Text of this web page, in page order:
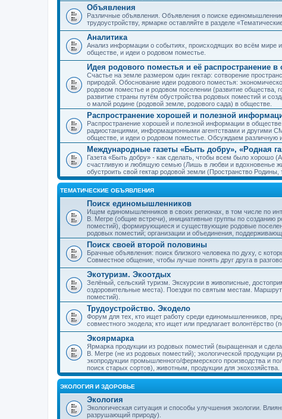
Объявления
Различные объявления. Объявления о поиске
трудоустройству, ярмарке оставляйте в разделе
Аналитика
Анализ информации о событиях, происходящих во всём мире
обществе, и идеи о родовом поместье.
Идея родового поместья и её распространение в
Счастье на земле размером один гектар: сотворение
природой. Обоснование идеи родового поместья:
родовом поместье и родовом поселении (развитие общества,
развитие страны путём обустройства родовых поместий и
о малой родине (родовой земле, родового сада) в обществе.
Распространение хорошей и полезной
Распространение хорошей и полезной информации в
радиостанциями, информационными агентствами и другими
обществе, и идеи о родовом поместье. Обсуждаем различную
Международные газеты «Быть добру», «Родная
Газета «Быть добру» - как сделать, чтобы всем было хорошо
счастливую и любящую семью (Лишь в любви и вдохновенье
обустроить свой гектар родовой земли (Пространство Родины,
ТЕМАТИЧЕСКИЕ ОБЪЯВЛЕНИЯ
Поиск единомышленников
Ищем единомышленников в своих регионах, в том числе по
В. Мегре (общие встречи), инициативные группы по созданию
поместий), формирующиеся и существующие родовые
родовых поместий; организации и объединения,
Поиск своей второй половины
Брачные объявления: поиск близкого человека по духу, с
Совместное общение, чтобы лучше понять друг друга в
Экотуризм. Экоотдых
Зелёный, сельский туризм. Экскурсии в живописные,
оздоровительные места). Поездки по святым местам.
поместий).
Трудоустройство. Экодело
Форум для тех, кто ищет работу среди единомышленников,
совместного экодела; кто ищет или предлагает волонтёрство
Экоярмарка
Ярмарка продукции из родовых поместий (выращенная и
В. Мегре (не из родовых поместий); экологической
экопродукции промышленного/фермерского производства и
поиск старых сортов), животным, продукции для экохозяйства.
ЭКОЛОГИЯ И ЗДОРОВЬЕ
Экология
Экологическая ситуация и способы улучшения экологии.
разрушающий природу).